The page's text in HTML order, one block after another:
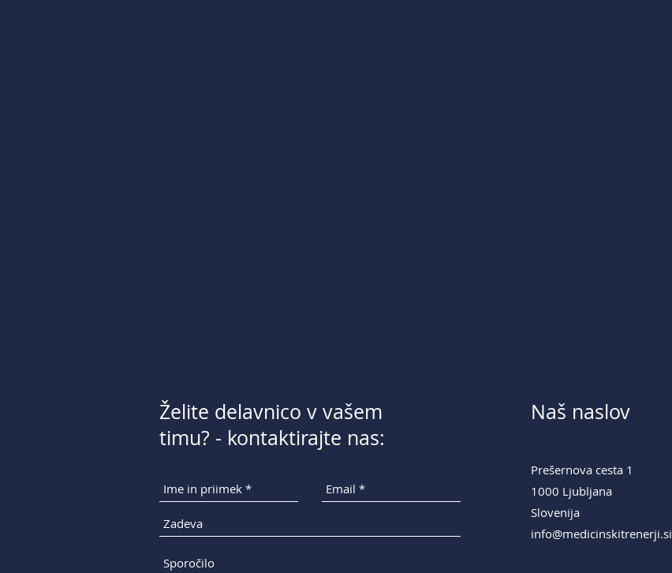
Želite delavnico v vašem
timu? - kontaktirajte nas:
Naš naslov
Prešernova cesta 1
1000 Ljubljana
Slovenija
info@medicinskitrenerji.si